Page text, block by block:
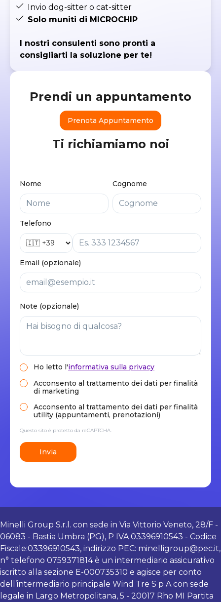
Invio dog-sitter o cat-sitter
Solo muniti di MICROCHIP
I nostri consulenti sono pronti a
consigliarti la soluzione per te!
Prendi un appuntamento
Prenota Appuntamento
Ti richiamiamo noi
Nome Cognome
Telefono
Email (opzionale)
Note (opzionale)
Ho letto l'informativa sulla privacy
Acconsento al trattamento dei dati per finalità
di marketing
Acconsento al trattamento dei dati per finalità
utility (appuntamenti, prenotazioni)
Questo sito è protetto da reCAPTCHA.
Invia
Minelli Group S.r.l. con sede in Via Vittorio Veneto, 28/F -
06083 - Bastia Umbra (PG), P IVA 03396910543 - Codice
Fiscale:03396910543, indirizzo PEC: minelligroup@pec.it,
n° telefono 0759371814 è un intermediario assicurativo
iscritto alla sezione E-000735310 e agisce per conto
dell’intermediario principale Wind Tre S p A con sede
legale in Largo Metropolitana, 5 - 20017 Rho MI Partita